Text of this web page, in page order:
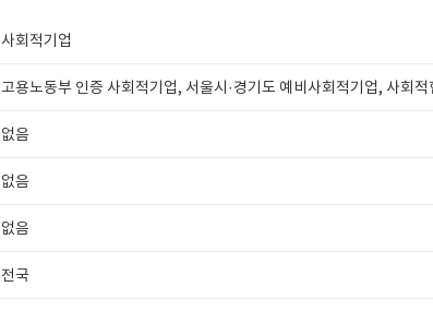
사회적기업
고용노동부 인증 사회적기업, 서울시·경기도 예비사회적기업, 사회
없음
없음
없음
전국